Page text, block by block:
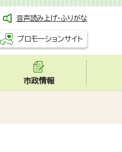
音声読み上げ・ふりがな
プロモーションサイト
市政情報